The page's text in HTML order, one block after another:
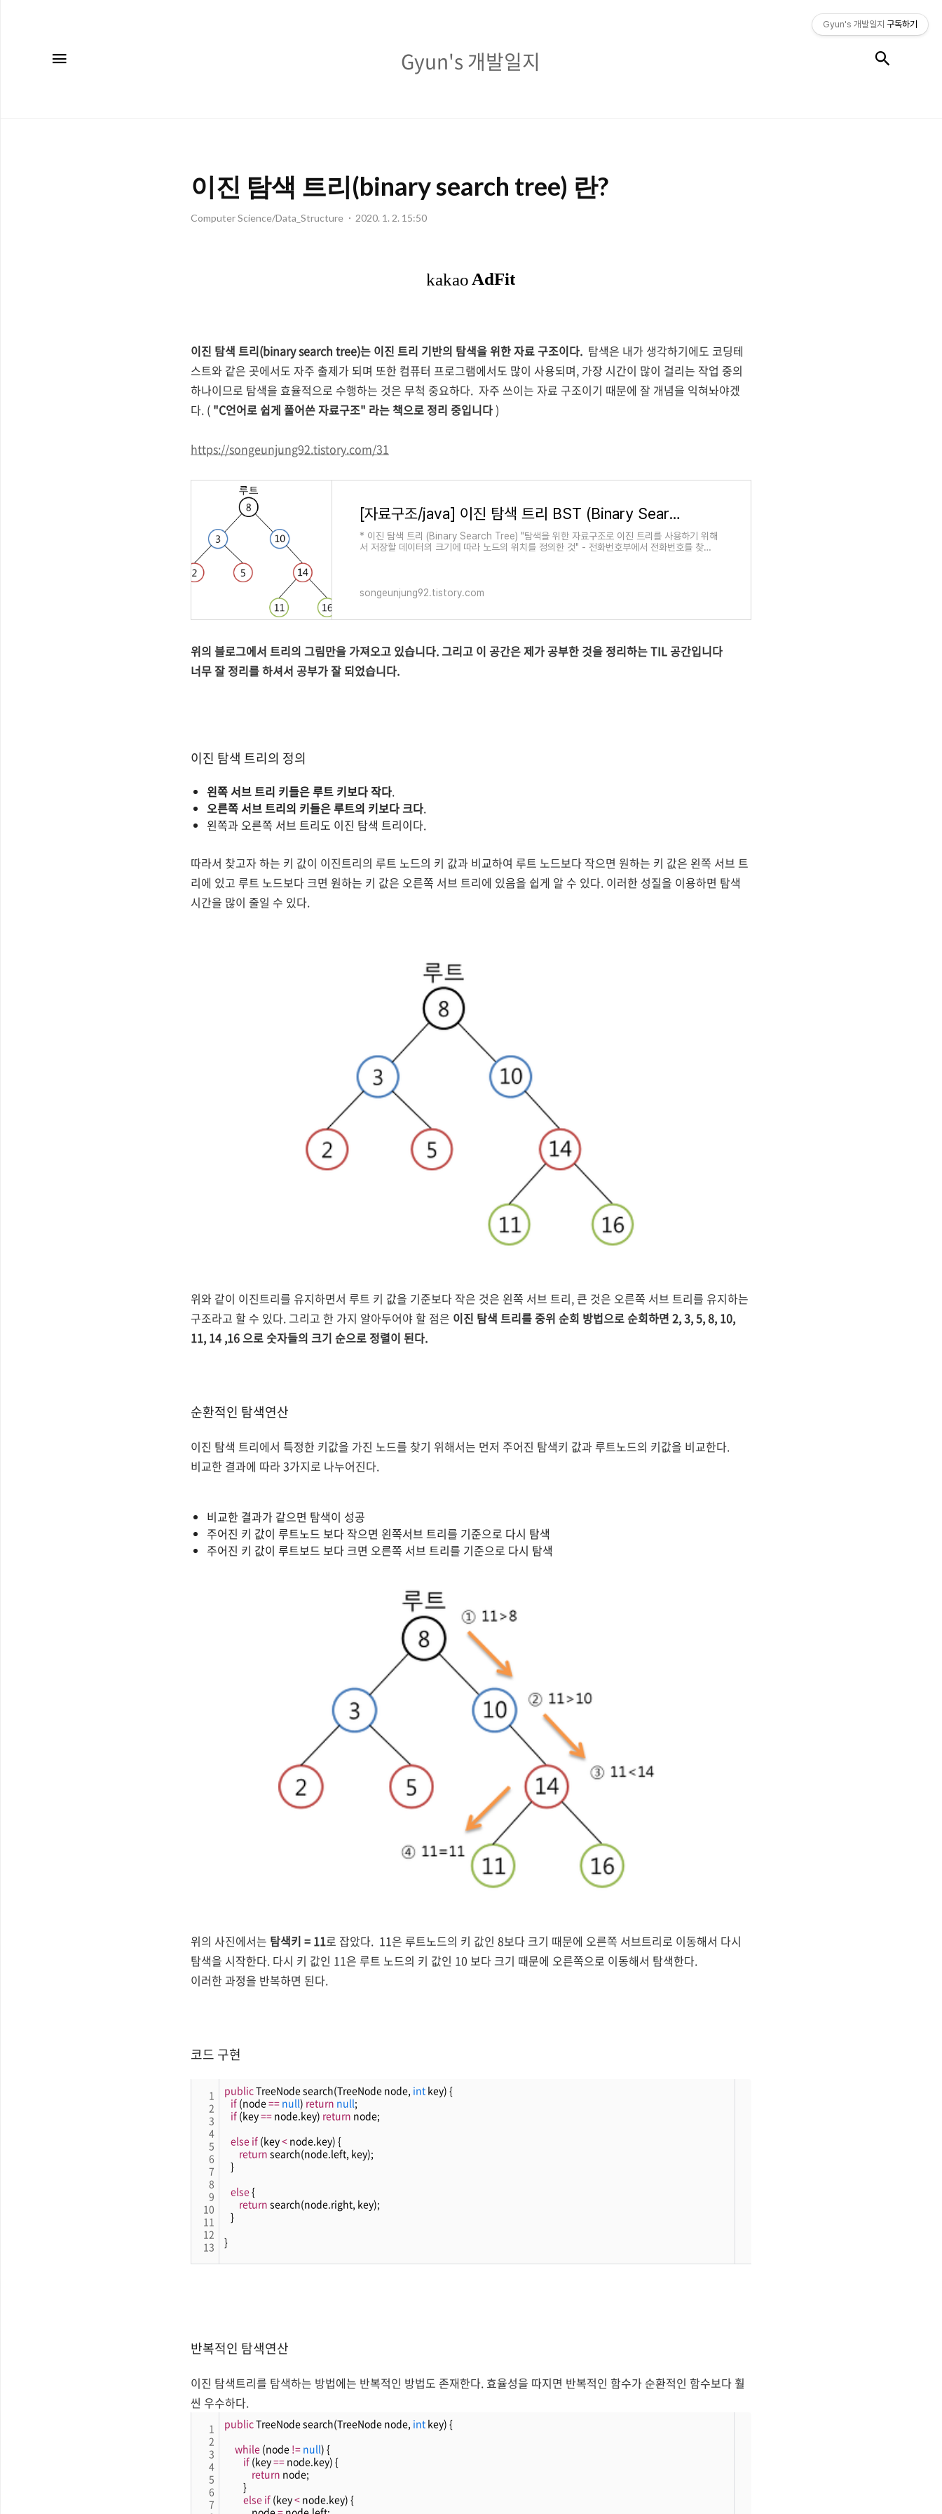
개
Gyun's 개발일지
이진 탐색 트리(binary search tree) 란?
Computer Science/Data_Structure 2020. 1. 2. 15:50
이진 탐색 트리(binary search tree)는 이진 트리 기반의 탐색을 위한 자료 구조이다. 탐색은 내가 생각하기에도 코딩테
스트와 같은 곳에서도 자주 출제가 되며 또한 컴퓨터 프로그램에서도 많이 사용되며, 가장 시간이 많이 걸리는 작업 중의
하나이므로 탐색을 효율적으로 수행하는 것은 무척 중요하다. 자주 쓰이는 자료 구조이기 때문에 잘 개념을 익혀놔야겠
다. ( "C언어로 쉽게 풀어쓴 자료구조" 라는 책으로 정리 중입니다 )
https://songeunjung92.tistory.com/31
[자료구조/java] 이진 탐색 트리 BST (Binary Search Tree) - 연결 리스트 구현
* 이진 탐색 트리 (Binary Search Tree) "탐색을 위한 자료구조로 이진 트리를 사용하기 위해
서 저장할 데이터의 크기에 따라 노드의 위치를 정의한 것" - 전화번호부에서 전화번호를 찾거
songeunjung92.tistory.com
위의 블로그에서 트리의 그림만을 가져오고 있습니다. 그리고 이 공간은 제가 공부한 것을 정리하는 TIL 공간입니다
너무 잘 정리를 하셔서 공부가 잘 되었습니다.
이진 탐색 트리의 정의
왼쪽 서브 트리 키들은 루트 키보다 작다.
오른쪽 서브 트리의 키들은 루트의 키보다 크다.
왼쪽과 오른쪽 서브 트리도 이진 탐색 트리이다.
따라서 찾고자 하는 키 값이 이진트리의 루트 노드의 키 값과 비교하여 루트 노드보다 작으면 원하는 키 값은 왼쪽 서브 트
리에 있고 루트 노드보다 크면 원하는 키 값은 오른쪽 서브 트리에 있음을 쉽게 알 수 있다. 이러한 성질을 이용하면 탐색
시간을 많이 줄일 수 있다.
위와 같이 이진트리를 유지하면서 루트 키 값을 기준보다 작은 것은 왼쪽 서브 트리, 큰 것은 오른쪽 서브 트리를 유지하는
구조라고 할 수 있다. 그리고 한 가지 알아두어야 할 점은 이진 탐색 트리를 중위 순회 방법으로 순회하면 2, 3, 5, 8, 10,
11, 14 ,16 으로 숫자들의 크기 순으로 정렬이 된다.
순환적인 탐색연산
이진 탐색 트리에서 특정한 키값을 가진 노드를 찾기 위해서는 먼저 주어진 탐색키 값과 루트노드의 키값을 비교한다.
비교한 결과에 따라 3가지로 나누어진다.
비교한 결과가 같으면 탐색이 성공
주어진 키 값이 루트노드 보다 작으면 왼쪽서브 트리를 기준으로 다시 탐색
주어진 키 값이 루트보드 보다 크면 오른쪽 서브 트리를 기준으로 다시 탐색
위의 사진에서는 탐색키 = 11로 잡았다. 11은 루트노드의 키 값인 8보다 크기 때문에 오른쪽 서브트리로 이동해서 다시
탐색을 시작한다. 다시 키 값인 11은 루트 노드의 키 값인 10 보다 크기 때문에 오른쪽으로 이동해서 탐색한다.
이러한 과정을 반복하면 된다.
코드 구현
1
2
3
4
5
6
7
8
9
10
11
12
13
public TreeNode search(TreeNode node, int key) {
if (node == null) return null;
if (key == node.key) return node;
else if (key < node.key) {
return search(node.left, key);
}
else {
return search(node.right, key);
}
}
반복적인 탐색연산
이진 탐색트리를 탐색하는 방법에는 반복적인 방법도 존재한다. 효율성을 따지면 반복적인 함수가 순환적인 함수보다 훨
씬 우수하다.
1
2
3
4
5
6
7
public TreeNode search(TreeNode node, int key) {
while (node != null) {
if (key == node.key) {
return node;
}
else if (key < node.key) {
Gyun's 개발일지 구독하기